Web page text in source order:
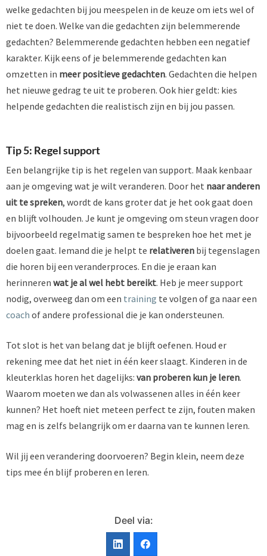
welke gedachten bij jou meespelen in de keuze om iets wel of
niet te doen. Welke van die gedachten zijn belemmerende
gedachten? Belemmerende gedachten hebben een negatief
karakter. Kijk eens of je belemmerende gedachten kan
omzetten in meer positieve gedachten. Gedachten die helpen
het nieuwe gedrag te uit te proberen. Ook hier geldt: kies
helpende gedachten die realistisch zijn en bij jou passen.
Tip 5: Regel support
Een belangrijke tip is het regelen van support. Maak kenbaar
aan je omgeving wat je wilt veranderen. Door het naar anderen
uit te spreken, wordt de kans groter dat je het ook gaat doen
en blijft volhouden. Je kunt je omgeving om steun vragen door
bijvoorbeeld regelmatig samen te bespreken hoe het met je
doelen gaat. Iemand die je helpt te relativeren bij tegenslagen
die horen bij een veranderproces. En die je eraan kan
herinneren wat je al wel hebt bereikt. Heb je meer support
nodig, overweeg dan om een training te volgen of ga naar een
coach of andere professional die je kan ondersteunen.
Tot slot is het van belang dat je blijft oefenen. Houd er
rekening mee dat het niet in één keer slaagt. Kinderen in de
kleuterklas horen het dagelijks: van proberen kun je leren.
Waarom moeten we dan als volwassenen alles in één keer
kunnen? Het hoeft niet meteen perfect te zijn, fouten maken
mag en is zelfs belangrijk om er daarna van te kunnen leren.
Wil jij een verandering doorvoeren? Begin klein, neem deze
tips mee én blijf proberen en leren.
Deel via: